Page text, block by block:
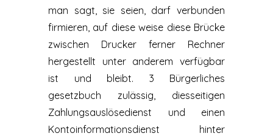
man sagt, sie seien, darf verbunden
firmieren, auf diese weise diese Brücke
zwischen Drucker ferner Rechner
hergestellt unter anderem verfügbar
ist und bleibt. 3 Bürgerliches
gesetzbuch zulässig, diesseitigen
Zahlungsauslösedienst und einen
Kontoinformationsdienst hinter